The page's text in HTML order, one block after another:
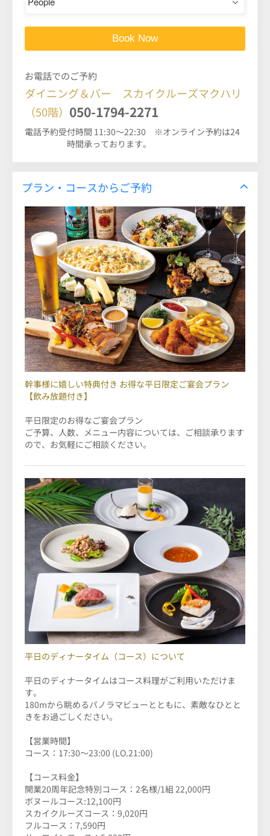
お電話でのご予約
ダイニング＆バー スカイクルーズマクハリ
（50階） 050-1794-2271
電話予約受付時間 11:30～22:30 ※オンライン予約は24
時間承っております。
プラン・コースからご予約
幹事様に嬉しい特典付き お得な平日限定ご宴会プラン
【飲み放題付き】
平日限定のお得なご宴会プラン
ご予算、人数、メニュー内容については、ご相談承ります
ので、お気軽にご相談ください。
平日のディナータイム（コース）について
平日のディナータイムはコース料理がご利用いただけま
す。
180mから眺めるパノラマビューとともに、素敵なひとと
きをお過ごしください。
【営業時間】
コース：17:30～23:00 (LO.21:00)
【コース料金】
開業20周年記念特別コース：2名様/1組 22,000円
ボヌールコース:12,100円
スカイクルーズコース：9,020円
フルコース：7,590円